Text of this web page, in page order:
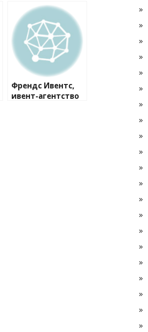
Френдс Ивентс,
ивент-агентство